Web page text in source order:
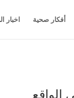
أفكار صحية اخبار
الواقع